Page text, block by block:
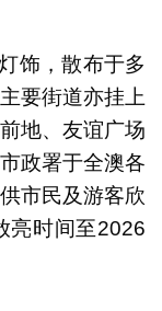
饰，散布于多
要街道亦挂上
地、友谊广场
政署于全澳各
市民及游客欣
亮时间至2026